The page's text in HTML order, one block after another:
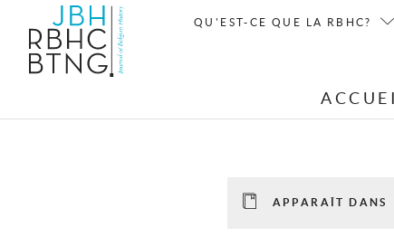
QU'EST-CE QUE LA RBHC?
APPARAÎT DANS